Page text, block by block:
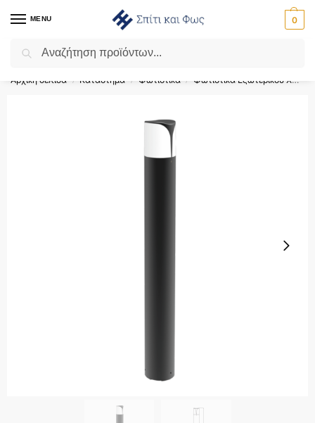
MENU 0
Flash Sale ⚡ 10% Έκπτωση με τον κωδικό ‘SPRING’!
Αρχική σελίδα / Κατάστημα / Φωτιστικά / Φωτιστικά Εξωτερικού Χώρου